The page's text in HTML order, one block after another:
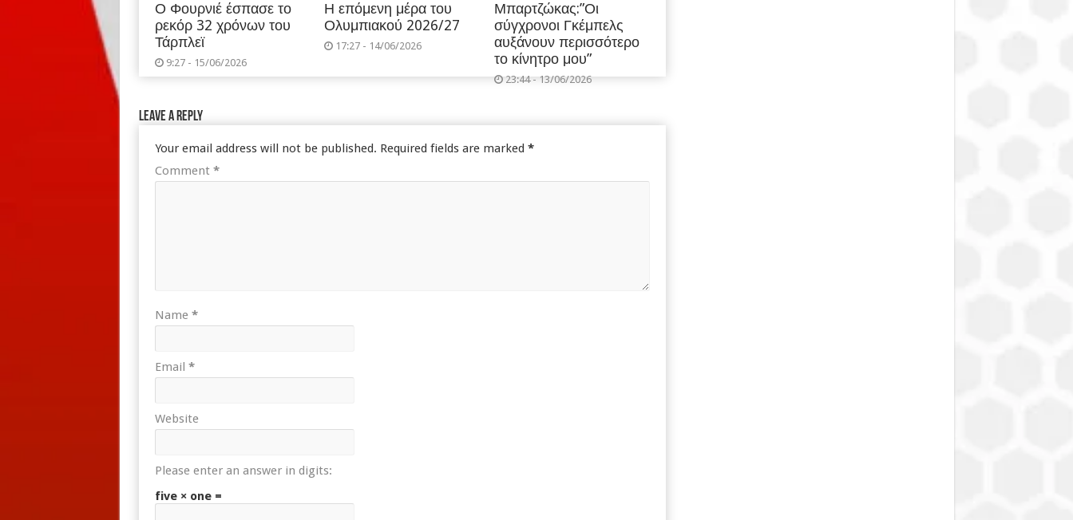
Ο Φουρνιέ έσπασε το
ρεκόρ 32 χρόνων του
Τάρπλεϊ
9:27 - 15/06/2026
Η επόμενη μέρα του
Ολυμπιακού 2026/27
17:27 - 14/06/2026
Μπαρτζώκας:”Οι
σύγχρονοι Γκέμπελς
αυξάνουν περισσότερο
το κίνητρο μου”
23:44 - 13/06/2026
Leave a Reply
Your email address will not be published. Required fields are marked *
Comment *
Name *
Email *
Website
Please enter an answer in digits:
five × one =